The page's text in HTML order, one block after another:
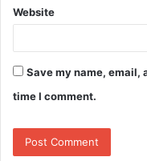
Website
Save my name, email,
time I comment.